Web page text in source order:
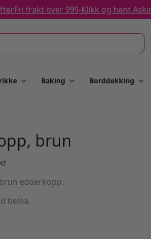
Fri frakt over 999-Klikk og hent
Baking Borddekking
brun
edderkopp.
beina.